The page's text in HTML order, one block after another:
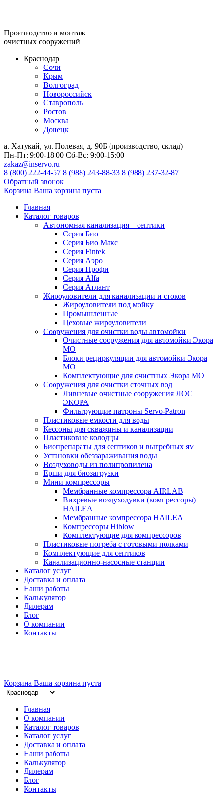
Производство и монтаж
очистных сооружений
Краснодар
Сочи
Крым
Волгоград
Новороссийск
Ставрополь
Ростов
Москва
Донецк
а. Хатукай, ул. Полевая, д. 90Б (производство, склад)
Пн-Пт: 9:00-18:00 Сб-Вс: 9:00-15:00
zakaz@inservo.ru
8 (800) 222-44-57 8 (988) 243-88-33 8 (988) 237-32-87
Обратный звонок
Корзина Ваша корзина пуста
Главная
Каталог товаров
Автономная канализация – септики
Серия Био
Серия Био Макс
Серия Fintek
Серия Аэро
Серия Профи
Серия Alfa
Серия Атлант
Жироуловители для канализации и стоков
Жироуловители под мойку
Промышленные
Цеховые жироуловители
Сооружения для очистки воды автомойки
Очистные сооружения для автомойки Экора
МО
Блоки рециркуляции для автомойки Экора
МО
Комплектующие для очистных Экора МО
Сооружения для очистки сточных вод
Ливневые очистные сооружения ЛОС
ЭКОРА
Фильтрующие патроны Servo-Patron
Пластиковые емкости для воды
Кессоны для скважины и канализации
Пластиковые колодцы
Биопрепараты для септиков и выгребных ям
Установки обеззараживания воды
Воздуховоды из полипропилена
Ерши для биозагрузки
Мини компрессоры
Мембранные компрессора AIRLAB
Вихревые воздуходувки (компрессоры)
HAILEA
Мембранные компрессора HAILEA
Компрессоры Hiblow
Комплектующие для компрессоров
Пластиковые погреба с готовыми полками
Комплектующие для септиков
Канализационно-насосные станции
Каталог услуг
Доставка и оплата
Наши работы
Калькулятор
Дилерам
Блог
О компании
Контакты
Корзина Ваша корзина пуста
Главная
О компании
Каталог товаров
Каталог услуг
Доставка и оплата
Наши работы
Калькулятор
Дилерам
Блог
Контакты